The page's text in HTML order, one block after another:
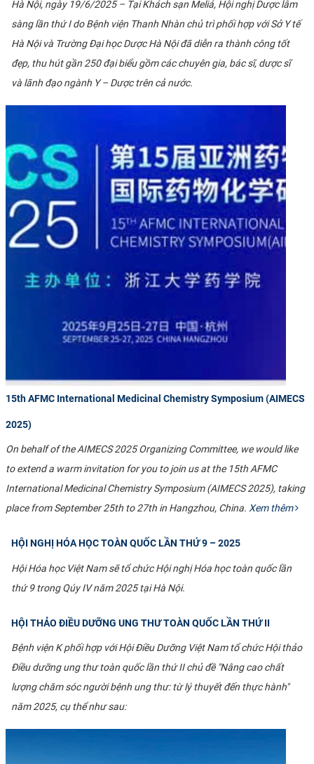
Hà Nội, ngày 19/6/2025 – Tại Khách sạn Meliá, Hội nghị Dược lâm
sàng lần thứ I do Bệnh viện Thanh Nhàn chủ trì phối hợp với Sở Y tế
Hà Nội và Trường Đại học Dược Hà Nội đã diễn ra thành công tốt
đẹp, thu hút gần 250 đại biểu gồm các chuyên gia, bác sĩ, dược sĩ
và lãnh đạo ngành Y – Dược trên cả nước.
15th AFMC International Medicinal Chemistry Symposium (AIMECS
2025)
On behalf of the AIMECS 2025 Organizing Committee, we would like
to extend a warm invitation for you to join us at the 15th AFMC
International Medicinal Chemistry Symposium (AIMECS 2025), taking
place from September 25th to 27th in Hangzhou, China.Xem thêm
HỘI NGHỊ HÓA HỌC TOÀN QUỐC LẦN THỨ 9 – 2025
Hội Hóa học Việt Nam sẽ tổ chức Hội nghị Hóa học toàn quốc lần
thứ 9 trong Qúy IV năm 2025 tại Hà Nội.
HỘI THẢO ĐIỀU DƯỠNG UNG THƯ TOÀN QUỐC LẦN THỨ II
Bệnh viện K phối hợp với Hội Điều Dưỡng Việt Nam tổ chức Hội thảo
Điều dưỡng ung thư toàn quốc lần thứ II chủ đề "Nâng cao chất
lượng chăm sóc người bệnh ung thư: từ lý thuyết đến thực hành"
năm 2025, cụ thể như sau: